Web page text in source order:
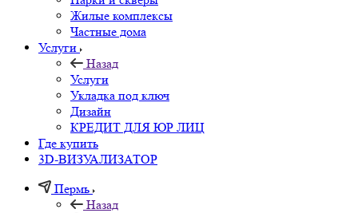
Жилые комплексы
Частные дома
Услуги
Назад
Услуги
Укладка под ключ
Дизайн
КРЕДИТ ДЛЯ ЮР ЛИЦ
Где купить
3D-ВИЗУАЛИЗАТОР
Пермь
Назад